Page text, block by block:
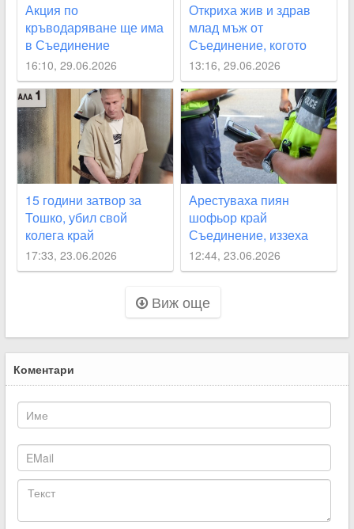
Акция по
кръводаряване ще има
в Съединение
16:10, 29.06.2026
Откриха жив и здрав
млад мъж от
Съединение, когото
родителите му
издирваха
13:16, 29.06.2026
15 години затвор за
Тошко, убил свой
колега край
Съединение
17:33, 23.06.2026
Арестуваха пиян
шофьор край
Съединение, иззеха
колата му
12:44, 23.06.2026
Виж още
Коментари